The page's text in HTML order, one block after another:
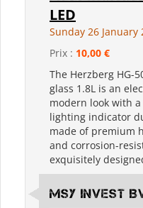
LED
Sunday 26 January
Prix : 10,00 €
The Herzberg HG-
glass 1.8L is an
modern look with
lighting indicator
made of premium
and corrosion-
exquisitely
MSY Invest